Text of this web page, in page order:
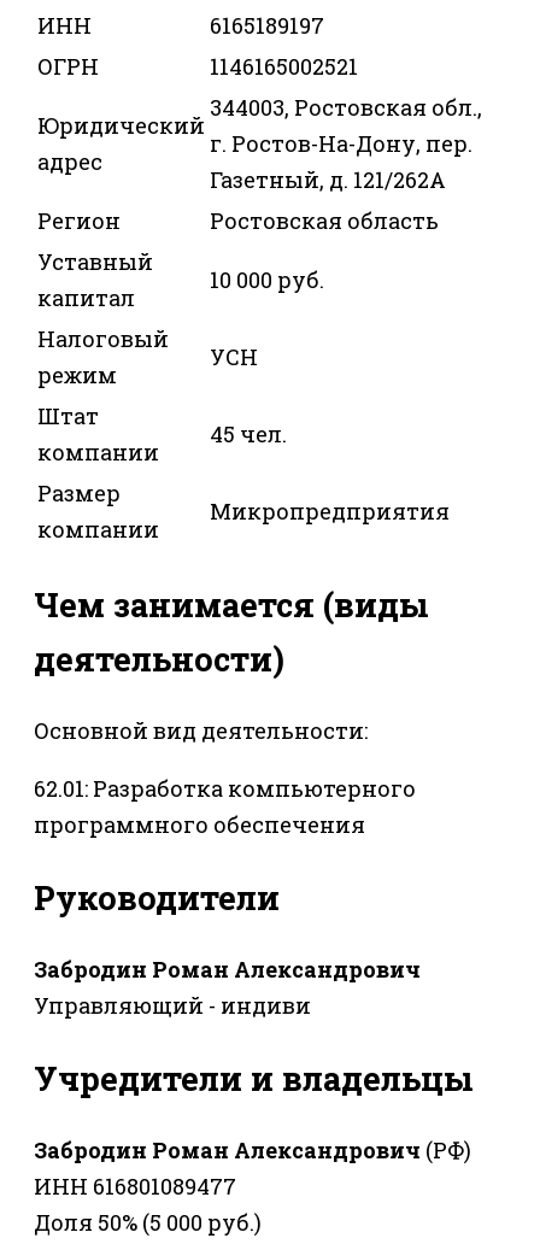
ИНН
6165189197
ОГРН
1146165002521
Юридический
адрес
344003, Ростовская обл.,
г. Ростов-На-Дону, пер.
Газетный, д. 121/262А
Регион
Ростовская область
Уставный
капитал
10 000 руб.
Налоговый
режим
УСН
Штат
компании
45 чел.
Размер
компании
Микропредприятия
Чем занимается (виды
деятельности)
Основной вид деятельности:
62.01: Разработка компьютерного
программного обеспечения
Руководители
Забродин Роман Александрович
Управляющий - индиви
Учредители и владельцы
Забродин Роман Александрович (РФ)
ИНН 616801089477
Доля 50% (5 000 руб.)